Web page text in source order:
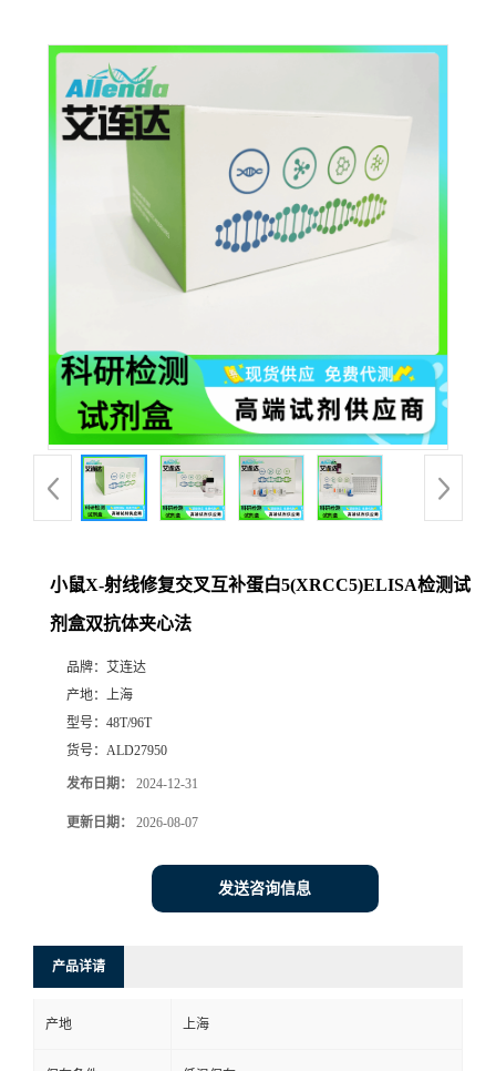
小鼠X-射线修复交叉互补蛋白5(XRCC5)ELISA检测试
剂盒双抗体夹心法
品牌： 艾连达
产地： 上海
型号： 48T/96T
货号： ALD27950
发布日期： 2024-12-31
更新日期： 2026-08-07
发送咨询信息
产品详请
产地 上海